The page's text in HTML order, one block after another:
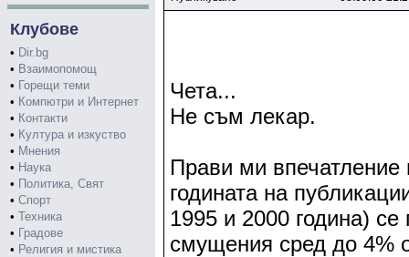
Клубове
• Dir.bg
• Взаимопомощ
• Горещи теми
• Компютри и Интернет
• Контакти
• Култура и изкуство
• Мнения
• Наука
• Политика, Свят
• Спорт
• Техника
• Градове
• Религия и мистика
Чета...
Не съм лекар.
Прави ми
годината на
1995 и 2000 година)
смущения сред до 4%